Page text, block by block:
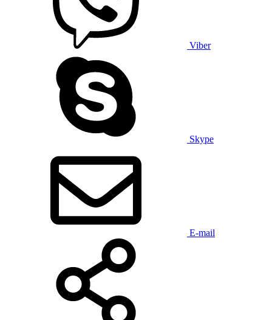
Viber
Skype
E-mail